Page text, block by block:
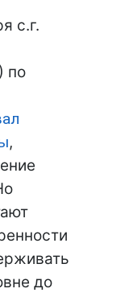
с.г.
по
,
до